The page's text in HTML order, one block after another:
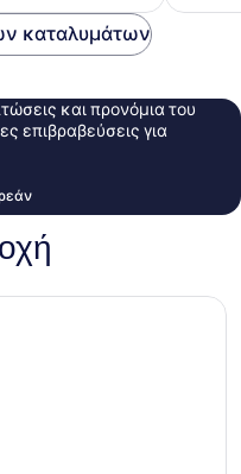
καταλυμάτων
και προνόμια του
επιβραβεύσεις για